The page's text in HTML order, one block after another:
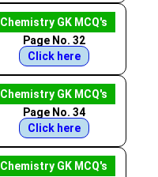
Chemistry GK MCQ's
Page No. 32
Click here
Chemistry GK MCQ's
Page No. 34
Click here
Chemistry GK MCQ's